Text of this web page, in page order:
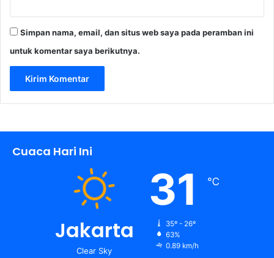
Simpan nama, email, dan situs web saya pada peramban ini
untuk komentar saya berikutnya.
Cuaca Hari Ini
Jakarta
Clear Sky
31 ℃
35º - 26º
63%
0.89 km/h